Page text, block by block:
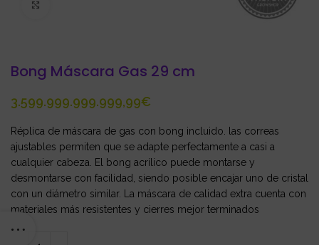
Bong Máscara Gas 29 cm
€
Réplica de máscara de gas con bong incluido. las correas
ajustables permiten que se adapte perfectamente a casi a
cualquier cabeza. El bong acrílico puede montarse y
desmontarse con facilidad, siendo posible encajar uno de cristal
con un diámetro similar. La máscara de calidad extra cuenta con
materiales más resistentes y cierres mejor terminados